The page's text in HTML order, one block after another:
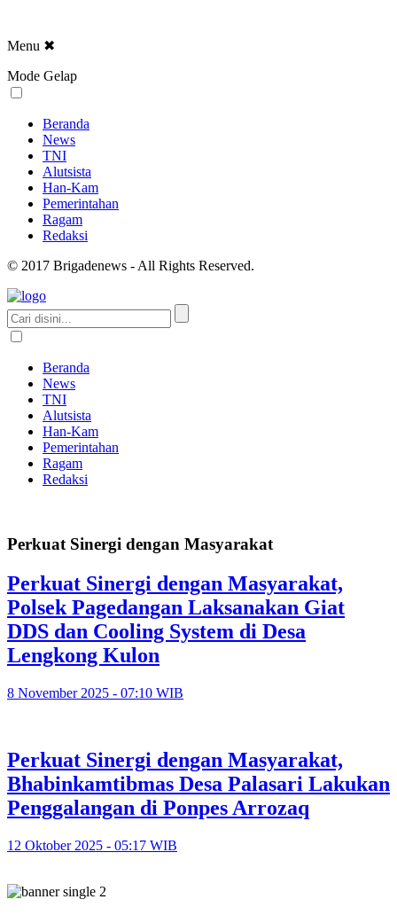
Menu ✖
Mode Gelap
Beranda
News
TNI
Alutsista
Han-Kam
Pemerintahan
Ragam
Redaksi
© 2017 Brigadenews - All Rights Reserved.
Beranda
News
TNI
Alutsista
Han-Kam
Pemerintahan
Ragam
Redaksi
Perkuat Sinergi dengan Masyarakat
Perkuat Sinergi dengan Masyarakat,
Polsek Pagedangan Laksanakan Giat
DDS dan Cooling System di Desa
Lengkong Kulon
8 November 2025 - 07:10 WIB
Perkuat Sinergi dengan Masyarakat,
Bhabinkamtibmas Desa Palasari Lakukan
Penggalangan di Ponpes Arrozaq
12 Oktober 2025 - 05:17 WIB